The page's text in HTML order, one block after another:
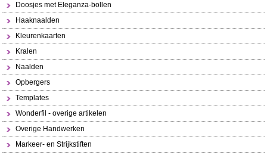
Doosjes met Eleganza-bollen
Haaknaalden
Kleurenkaarten
Kralen
Naalden
Opbergers
Templates
Wonderfil - overige artikelen
Overige Handwerken
Markeer- en Strijkstiften